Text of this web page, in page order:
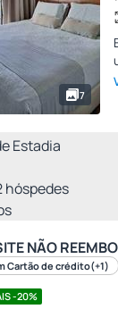
7
Estadia
hóspedes
NÃO
Cartão de crédito(+1)
-20%